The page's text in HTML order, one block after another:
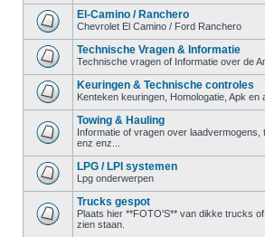
El-Camino / Ranchero
Chevrolet El Camino / Ford Ranchero
Technische Vragen & Informatie
Technische vragen of Informatie over de
Keuringen & Technische controles
Kenteken keuringen, Homologatie, Apk
Towing & Hauling
Informatie of vragen over
enz enz...
LPG / LPI systemen
Lpg onderwerpen
Trucks gespot
Plaats hier **FOTO'S** van dikke trucks
zien staan.